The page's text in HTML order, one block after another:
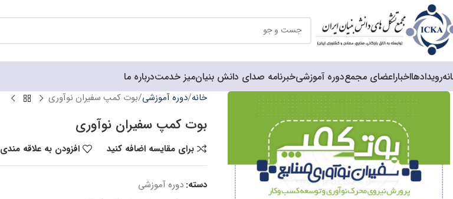
رویدادهااخباراعضای مجمعدوره آموزشیخبرنامه صدای دانش بنیانمیز خدمتدرباره ما
خانه دوره آموزشی بوت کمپ سفیران نوآوری
بوت کمپ سفیران نوآوری
برای مقایسه اضافه کنید افزودن به علاقه مندی
دسته: دوره آموزشی